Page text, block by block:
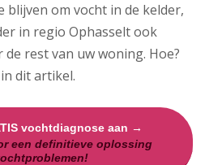
om vocht in de kelder,
in regio Ophasselt ook
de rest van uw woning. Hoe?
dit artikel.
vochtdiagnose aan →
een definitieve oplossing